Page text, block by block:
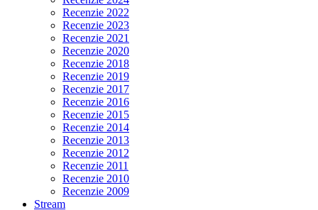
Recenzie 2022
Recenzie 2023
Recenzie 2021
Recenzie 2020
Recenzie 2018
Recenzie 2019
Recenzie 2017
Recenzie 2016
Recenzie 2015
Recenzie 2014
Recenzie 2013
Recenzie 2012
Recenzie 2011
Recenzie 2010
Recenzie 2009
Stream